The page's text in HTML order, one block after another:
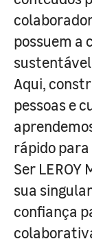
possuem a
Aqui,
pessoas e
rápido
Ser LEROY
sua
confiança